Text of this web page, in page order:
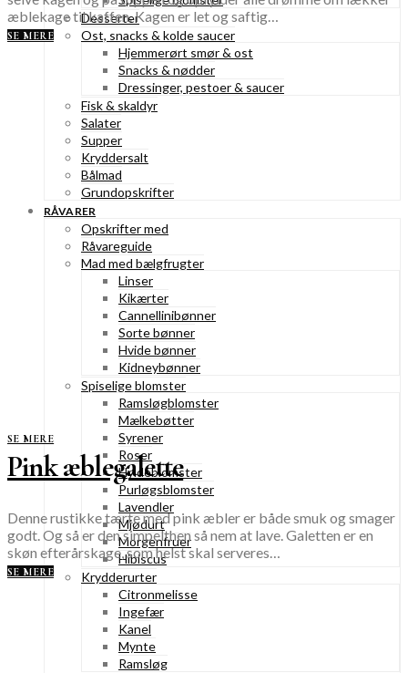
Desserter
Ost, snacks & kolde saucer
Hjemmerørt smør & ost
Snacks & nødder
Dressinger, pestoer & saucer
Fisk & skaldyr
Salater
Supper
Kryddersalt
Bålmad
Grundopskrifter
RÅVARER
Opskrifter med
Råvareguide
Mad med bælgfrugter
Linser
Kikærter
Cannellinibønner
Sorte bønner
Hvide bønner
Kidneybønner
Spiselige blomster
Ramsløgblomster
Mælkebøtter
Syrener
Roser
Hyldeblomster
Purløgsblomster
Lavendler
Mjødurt
Morgenfruer
Hibiscus
Krydderurter
Citronmelisse
Ingefær
Kanel
Mynte
Ramsløg
æblekage til kaffen. Kagen er let og saftig…
SE MERE
SE MERE
Pink æblegalette
Denne rustikke tærte med pink æbler er både smuk og smager
godt. Og så er den simpelthen så nem at lave. Galetten er en
skøn efterårskage, som helst skal serveres…
SE MERE